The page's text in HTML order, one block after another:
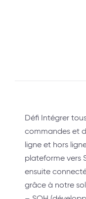
Défi Intégrer
commandes et
ligne et hors
plateforme vers
ensuite
grâce à notre